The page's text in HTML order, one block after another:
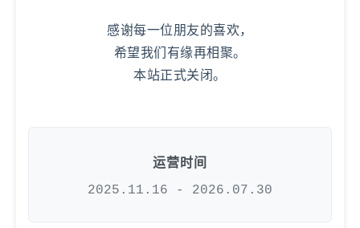
感谢每一位朋友的喜欢，
希望我们有缘再相聚。
本站正式关闭。
运营时间
2025.11.16 - 2026.07.30